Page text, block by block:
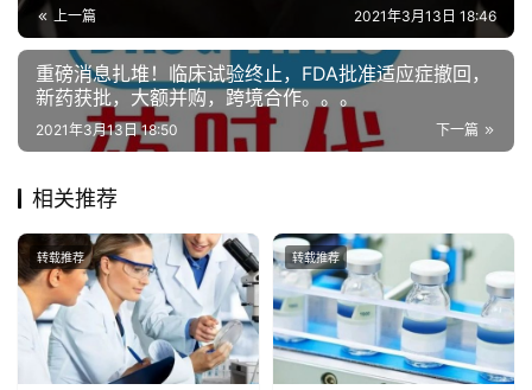
上一篇 2021年3月13日 18:46
重磅消息扎堆！临床试验终止，FDA批准适应症撤回，
新药获批，大额并购，跨境合作。。。
下一篇
2021年3月13日 18:50
相关推荐
转载推荐 转载推荐